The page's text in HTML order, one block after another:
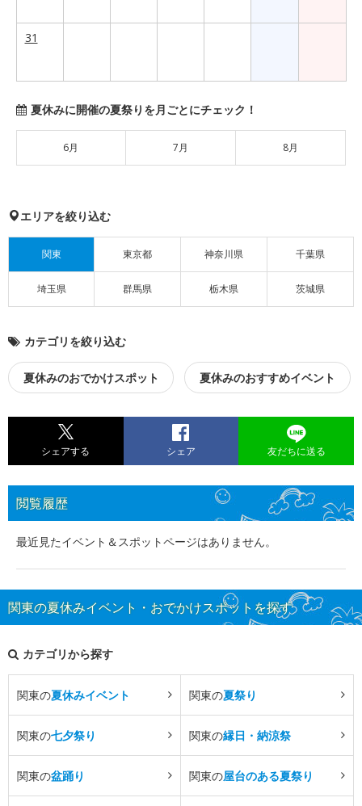
31
夏休みに開催の夏祭りを月ごとにチェック！
6月 7月 8月
エリアを絞り込む
関東 東京都 神奈川県 千葉県
埼玉県 群馬県 栃木県 茨城県
カテゴリを絞り込む
夏休みのおでかけスポット 夏休みのおすすめイベント
シェアする シェア 友だちに送る
閲覧履歴
最近見たイベント＆スポットページはありません。
関東の夏休みイベント・おでかけスポットを探す
カテゴリから探す
関東の夏休みイベント 関東の夏祭り
関東の七夕祭り 関東の縁日・納涼祭
関東の盆踊り 関東の屋台のある夏祭り